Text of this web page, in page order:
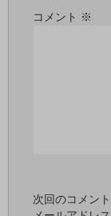
コメント ※
次回のコメン